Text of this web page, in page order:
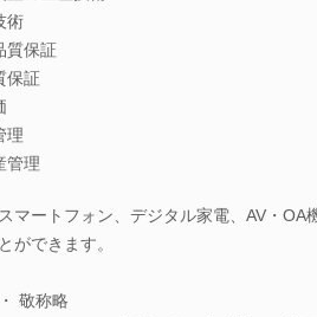
術
質保証
保証
理
管理
マートフォン、デジタル家電、AV・OA
ができます。
敬称略